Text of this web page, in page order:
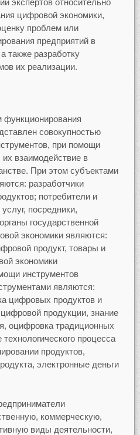
экспертов относительно
цифровой экономики,
проблем или
предприятий в
также разработку
их реализации.
функционирования
совокупностью
при помощи
взаимодействие в
При этом субъектами
разработчики
потребители и
посредники,
государственной
экономики являются:
продукт, товары и
экономики
инструментов
являются:
цифровых продуктов и
продукции, знание
оцифровка традиционных
технологического процесса
продуктов,
электронные деньги
коммерческую,
виды деятельности,